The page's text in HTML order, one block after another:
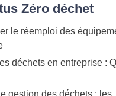
Zéro déchet
le réemploi des
déchets en entreprise :
gestion des déchets : les